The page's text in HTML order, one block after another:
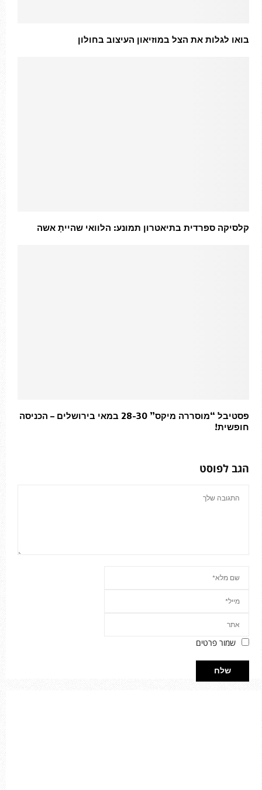
בואו לגלות את הצל במוזיאון העיצוב בחולון
קלסיקה ספרדית בתיאטרון תמונע: הלוואי שהייתָ אשה
פסטיבל “מוסררה מיקס” 28-30 במאי בירושלים – הכניסה
חופשית!
הגב לפוסט
שמור פרטים